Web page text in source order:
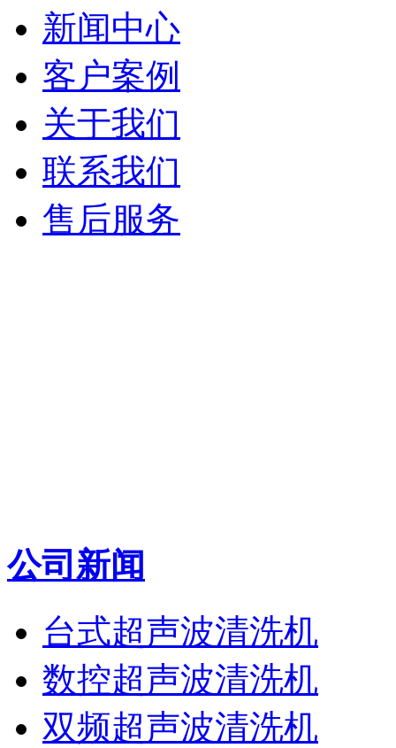
新闻中心
客户案例
关于我们
联系我们
售后服务
公司新闻
台式超声波清洗机
数控超声波清洗机
双频超声波清洗机